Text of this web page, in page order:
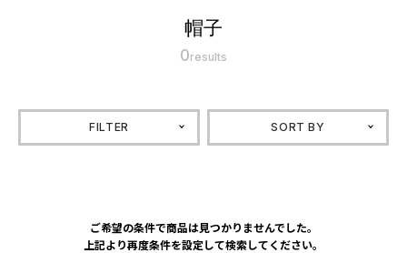
帽子
0results
FILTER SORT BY
ご希望の条件で商品は見つかりませんでした。
上記より再度条件を設定して検索してください。